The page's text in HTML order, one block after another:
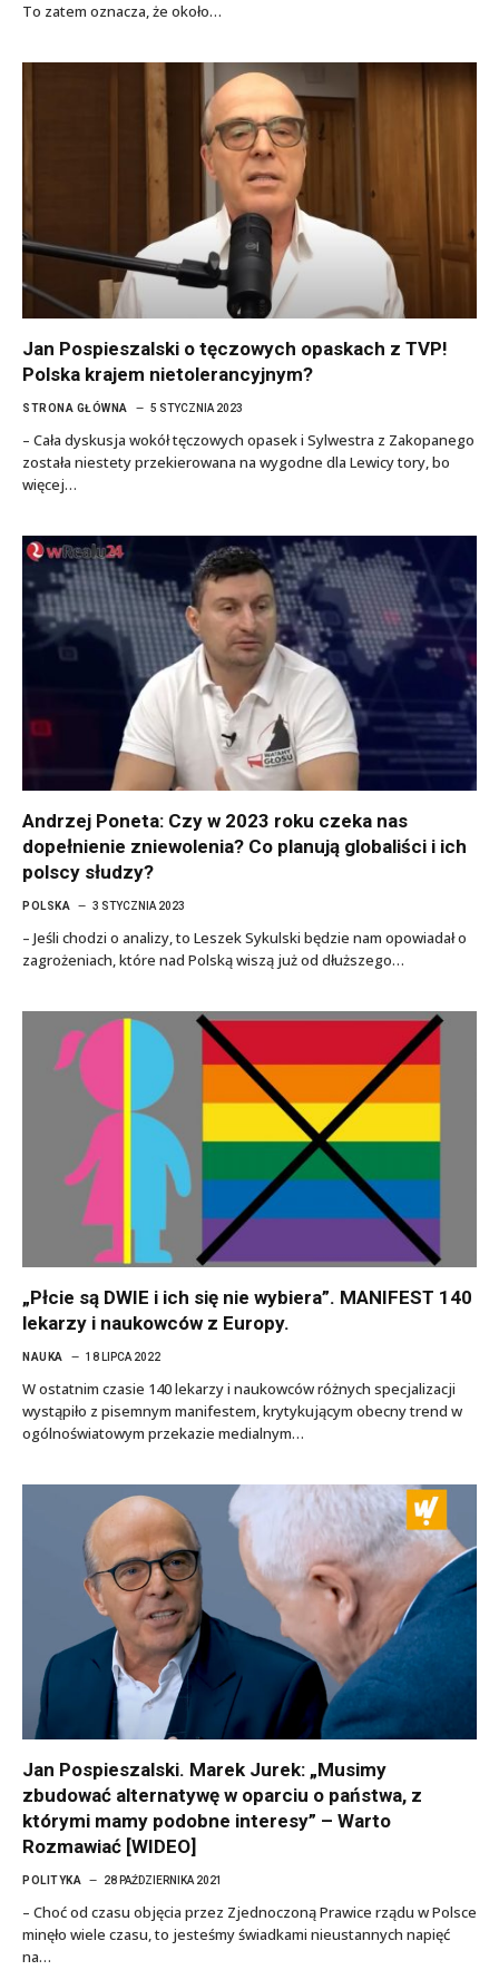
To zatem oznacza, że około…
Jan Pospieszalski o tęczowych opaskach z TVP!
Polska krajem nietolerancyjnym?
STRONA GŁÓWNA 5 STYCZNIA 2023
– Cała dyskusja wokół tęczowych opasek i Sylwestra z Zakopanego
została niestety przekierowana na wygodne dla Lewicy tory, bo
więcej…
Andrzej Poneta: Czy w 2023 roku czeka nas
dopełnienie zniewolenia? Co planują globaliści i ich
polscy słudzy?
POLSKA 3 STYCZNIA 2023
– Jeśli chodzi o analizy, to Leszek Sykulski będzie nam opowiadał o
zagrożeniach, które nad Polską wiszą już od dłuższego…
„Płcie są DWIE i ich się nie wybiera”. MANIFEST 140
lekarzy i naukowców z Europy.
NAUKA 18 LIPCA 2022
W ostatnim czasie 140 lekarzy i naukowców różnych specjalizacji
wystąpiło z pisemnym manifestem, krytykującym obecny trend w
ogólnoświatowym przekazie medialnym…
Jan Pospieszalski. Marek Jurek: „Musimy
zbudować alternatywę w oparciu o państwa, z
którymi mamy podobne interesy” – Warto
Rozmawiać [WIDEO]
POLITYKA 28 PAŹDZIERNIKA 2021
– Choć od czasu objęcia przez Zjednoczoną Prawice rządu w Polsce
minęło wiele czasu, to jesteśmy świadkami nieustannych napięć
na…